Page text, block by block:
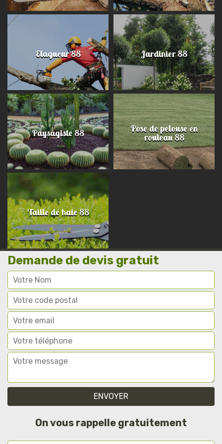
Elagueur 88 Jardinier 88
Paysagiste 88 Pose de pelouse en
rouleau 88
Taille de haie 88
Demande de devis gratuit
On vous rappelle gratuitement